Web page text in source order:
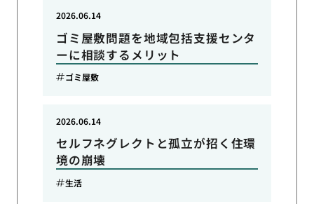
ゴミ屋敷問題を地域包括支援センタ
ーに相談するメリット
2026.06.14
ゴミ屋敷
セルフネグレクトと孤立が招く住環
境の崩壊
2026.06.14
生活